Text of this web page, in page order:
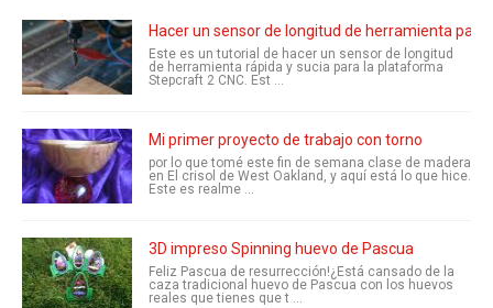
Hacer un sensor de longitud de herramienta para
Este es un tutorial de hacer un sensor de longitud
de herramienta rápida y sucia para la plataforma
Stepcraft 2 CNC. Est ...
Mi primer proyecto de trabajo con torno
por lo que tomé este fin de semana clase de madera
en El crisol de West Oakland, y aquí está lo que hice.
Este es realme ...
3D impreso Spinning huevo de Pascua
Feliz Pascua de resurrección!¿Está cansado de la
caza tradicional huevo de Pascua con los huevos
reales que tienes que t ...